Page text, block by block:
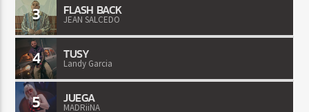
3 FLASH BACK
JEAN SALCEDO
4 TUSY
Landy Garcia
5 JUEGA
MADRiiNA